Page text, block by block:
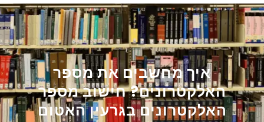
איך מחשבים את מספר
האלקטרונים? חישוב מספר
האלקטרונים בגרעין האטום